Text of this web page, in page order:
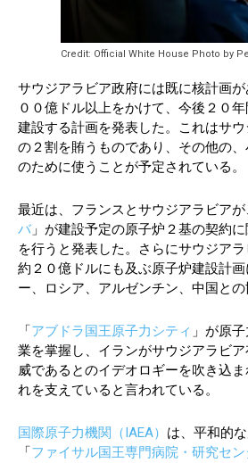
Credit: Official White House Photo by
サウジアラビア政府には既に核計画
００億ドル以上をかけて、今後２０
建設する計画を発表した。これはサ
の２割を賄うものであり、その他の
のために使うことが予定されている。
最近は、フランスとサウジアラビア
バ」が建設予定の原子炉２基の契約
を行うと発表した。さらにサウジア
約２０億ドルにも及ぶ原子炉建設計
ー、ロシア、アルゼンチン、中国との
「アブドラ国王原子力シティ 」が原
業を掌握し、イランがサウジアラビ
威であるとのイデオロギーを吹き込
れを支えていると言われている。
国際原子力機関（IAEA） は、平和的
「ファイサル国王専門病院・研究セン